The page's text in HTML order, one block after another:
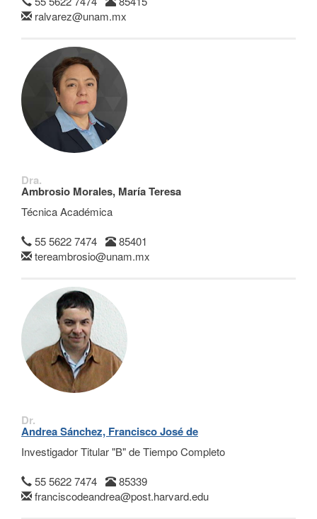
ralvarez@unam.mx
Dra.
Ambrosio Morales, María Teresa
Técnica Académica
55 5622 7474
85401
tereambrosio@unam.mx
Dr.
Andrea Sánchez, Francisco José de
Investigador Titular "B" de Tiempo Completo
55 5622 7474
85339
franciscodeandrea@post.harvard.edu